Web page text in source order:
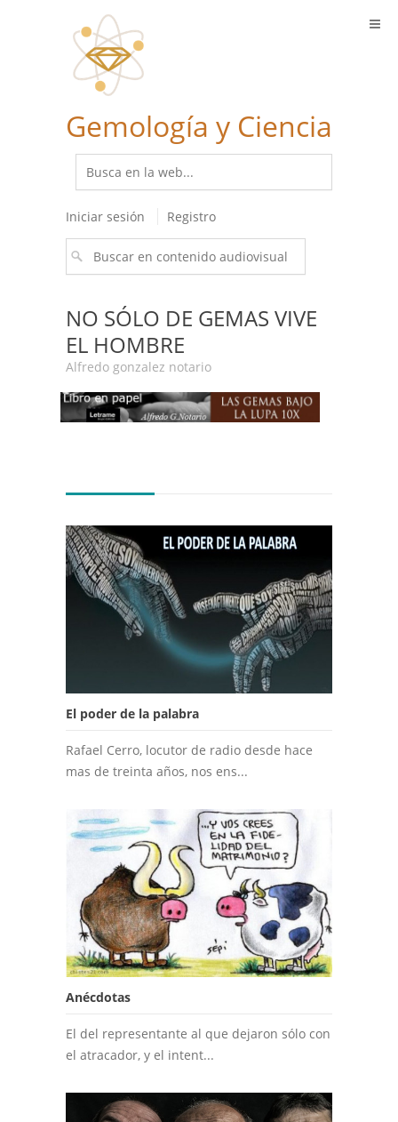
Gemología y Ciencia
Iniciar sesión Registro
NO SÓLO DE GEMAS VIVE
EL HOMBRE
Alfredo gonzalez notario
El poder de la palabra
Rafael Cerro, locutor de radio desde hace
mas de treinta años, nos ens...
Anécdotas
El del representante al que dejaron sólo con
el atracador, y el intent...